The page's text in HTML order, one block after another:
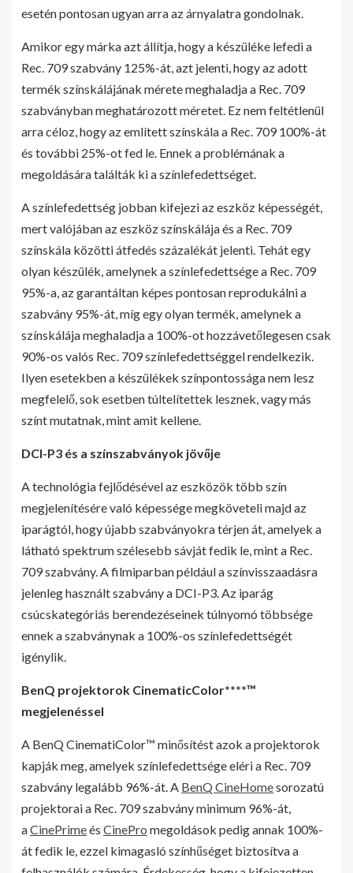
esetén pontosan ugyan arra az árnyalatra gondolnak.
Amikor egy márka azt állítja, hogy a készüléke lefedi a
Rec. 709 szabvány 125%-át, azt jelenti, hogy az adott
termék színskálájának mérete meghaladja a Rec. 709
szabványban meghatározott méretet. Ez nem feltétlenül
arra céloz, hogy az említett színskála a Rec. 709 100%-át
és további 25%-ot fed le. Ennek a problémának a
megoldására találták ki a színlefedettséget.
A színlefedettség jobban kifejezi az eszköz képességét,
mert valójában az eszköz színskálája és a Rec. 709
színskála közötti átfedés százalékát jelenti. Tehát egy
olyan készülék, amelynek a színlefedettsége a Rec. 709
95%-a, az garantáltan képes pontosan reprodukálni a
szabvány 95%-át, míg egy olyan termék, amelynek a
színskálája meghaladja a 100%-ot hozzávetőlegesen csak
90%-os valós Rec. 709 színlefedettséggel rendelkezik.
Ilyen esetekben a készülékek színpontossága nem lesz
megfelelő, sok esetben túltelítettek lesznek, vagy más
színt mutatnak, mint amit kellene.
DCI-P3 és a színszabványok jövője
A technológia fejlődésével az eszközök több szín
megjelenítésére való képessége megköveteli majd az
iparágtól, hogy újabb szabványokra térjen át, amelyek a
látható spektrum szélesebb sávját fedik le, mint a Rec.
709 szabvány. A filmiparban például a színvisszaadásra
jelenleg használt szabvány a DCI-P3. Az iparág
csúcskategóriás berendezéseinek túlnyomó többsége
ennek a szabványnak a 100%-os színlefedettségét
igénylik.
BenQ projektorok CinematicColor****™
megjelenéssel
A BenQ CinematiColor™ minősítést azok a projektorok
kapják meg, amelyek színlefedettsége eléri a Rec. 709
szabvány legalább 96%-át. A BenQ CineHomesorozatú
projektorai a Rec. 709 szabvány minimum 96%-át,
aCinePrimeés CinePro megoldások pedig annak 100%-
át fedik le, ezzel kimagasló színhűséget biztosítva a